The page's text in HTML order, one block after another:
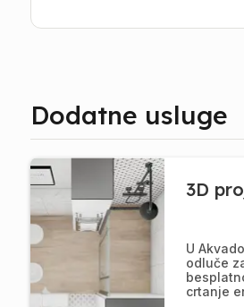
Dodatne usluge
3D
U
odluče
crtanje